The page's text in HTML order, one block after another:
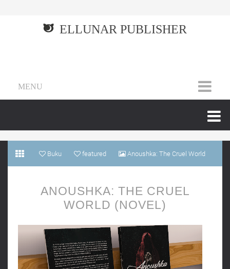
ELLUNAR PUBLISHER
MENU
Buku featured Anoushka: The Cruel World
ANOUSHKA: THE CRUEL
WORLD (NOVEL)